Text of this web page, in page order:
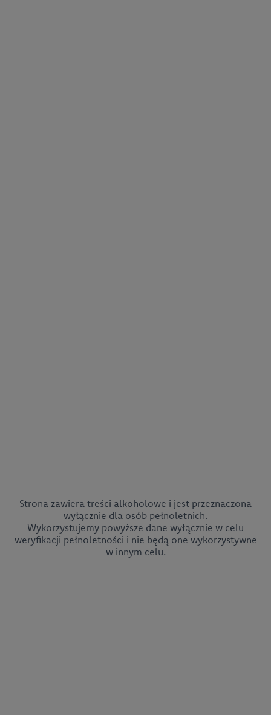
Strona zawiera treści alkoholowe i jest przeznaczona
wyłącznie dla osób pełnoletnich.
Wykorzystujemy powyższe dane wyłącznie w celu
weryfikacji pełnoletności i nie będą one wykorzystywne
w innym celu.